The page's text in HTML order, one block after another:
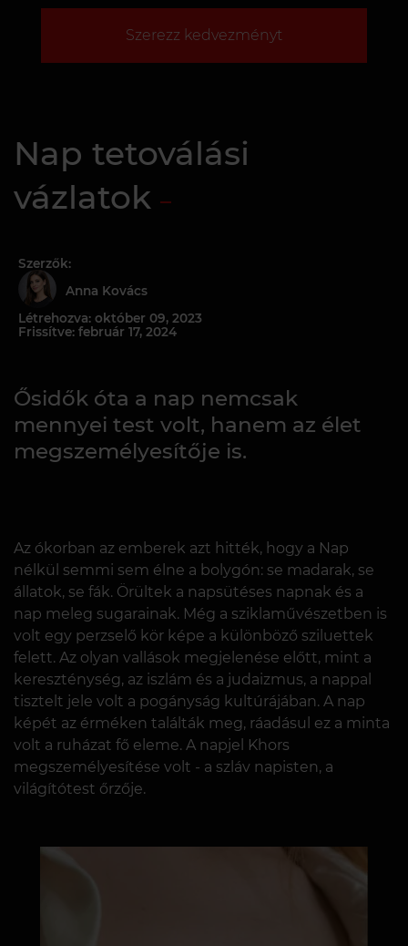
Szerezz kedvezményt
Nap tetoválási
vázlatok
Szerzők:
Anna Kovács
Létrehozva: október 09, 2023
Frissítve: február 17, 2024
Ősidők óta a nap nemcsak
mennyei test volt, hanem az élet
megszemélyesítője is.
Az ókorban az emberek azt hitték, hogy a Nap
nélkül semmi sem élne a bolygón: se madarak, se
állatok, se fák. Örültek a napsütéses napnak és a
nap meleg sugarainak. Még a sziklaművészetben is
volt egy perzselő kör képe a különböző sziluettek
felett. Az olyan vallások megjelenése előtt, mint a
kereszténység, az iszlám és a judaizmus, a nappal
tisztelt jele volt a pogányság kultúrájában. A nap
képét az érméken találták meg, ráadásul ez a minta
volt a ruházat fő eleme. A napjel Khors
megszemélyesítése volt - a szláv napisten, a
világítótest őrzője.